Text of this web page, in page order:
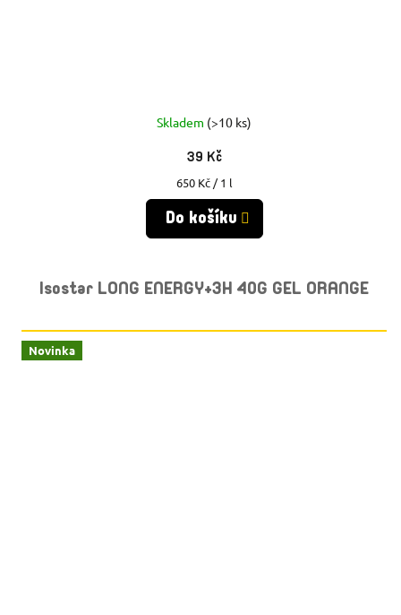
Skladem (>10 ks)
39 Kč
Měrná
cena:
650 Kč / 1 l
Do košíku
Isostar LONG ENERGY+3H 40G GEL ORANGE
Novinka